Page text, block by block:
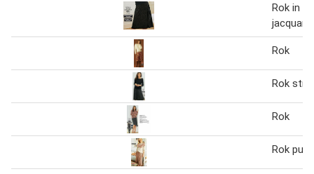
Rok in
Rok
Rok
Rok
Rok